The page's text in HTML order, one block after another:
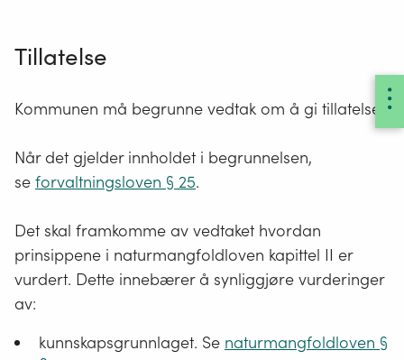
gis etter er oppfylt.
Behovet for transport opp mot mulige skader
Prinsippene inaturmangfoldloven §§ 8 - 12.
Bruk av vilkår ved en eventuell godkjenning,
for å redusere skader og ulemper som følge
av transporten.
Søker har ikke krav på tillatelse selv om vilkårene
er oppfylt. Kommunen må bruke sitt
forvaltningsmessige skjønn for å ta stilling til om
tillatelse kan gis. Vurderingene som blir lagt til
skal alltid følge av vedtaket hvordan prinsippene
Tillatelse
Kommunen må begrunne vedtak om å gi tillatelse.
Når det gjelder innholdet i begrunnelsen,
se forvaltningsloven § 25.
Det skal framkomme av vedtaket hvordan
prinsippene i naturmangfoldloven kapittel II er
vurdert. Dette innebærer å synliggjøre vurderinger
av:
kunnskapsgrunnlaget. Se naturmangfoldloven §